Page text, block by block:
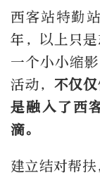
西客站特勤
年，以上只
一个小小缩
活动， 不仅
是融入了西
滴。
建立结对帮